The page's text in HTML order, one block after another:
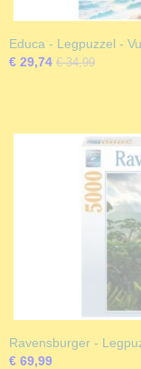
Educa - Legpuzzel -
€ 29,74 € 34,99
Ravensburger -
€ 69,99